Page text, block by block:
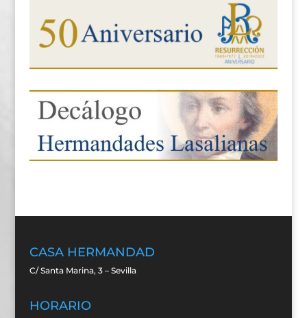
CASA HERMANDAD
C/ Santa Marina, 3 – Sevilla
HORARIO